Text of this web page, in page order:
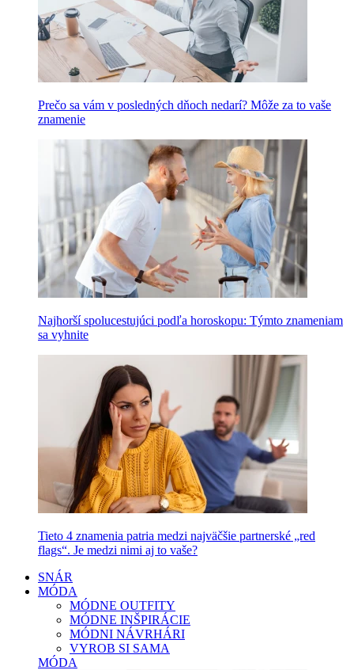
Prečo sa vám v posledných dňoch nedarí? Môže za to vaše
znamenie
Najhorší spolucestujúci podľa horoskopu: Týmto znameniam
sa vyhnite
Tieto 4 znamenia patria medzi najväčšie partnerské „red
flags“. Je medzi nimi aj to vaše?
SNÁR
MÓDA
MÓDNE OUTFITY
MÓDNE INŠPIRÁCIE
MÓDNI NÁVRHÁRI
VYROB SI SAMA
MÓDA